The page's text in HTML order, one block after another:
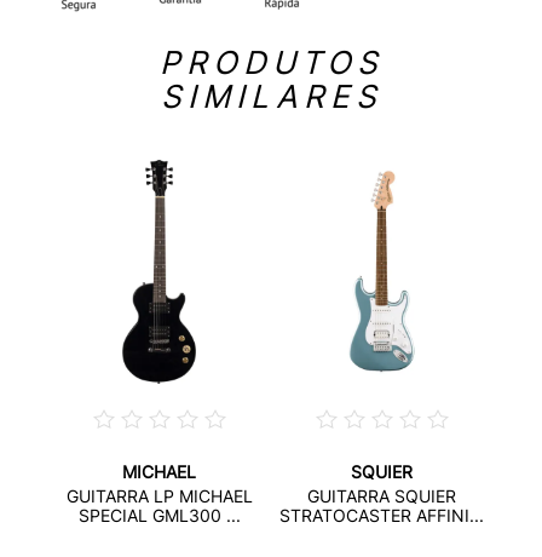
PRODUTOS
SIMILARES
MICHAEL
GUITARRA LP MICHAEL
SPECIAL GML300 ...
SQUIER
GUITARRA SQUIER
STRATOCASTER AFFINI...